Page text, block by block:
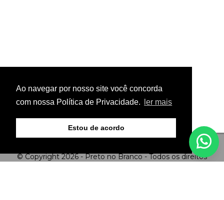
Ao navegar por nosso site você concorda
com nossa Política de Privacidade.
ler mais
Estou de acordo
© Copyright 2026 - Preto no Branco - Todos os direitos